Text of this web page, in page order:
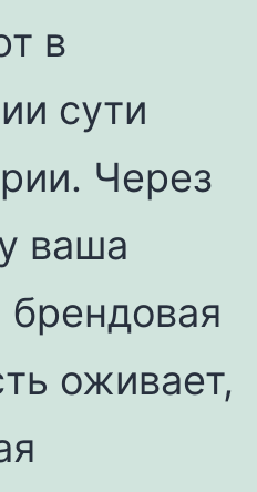
в
сути
Через
ваша
брендовая
оживает,